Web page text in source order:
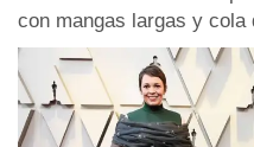
con mangas largas y cola